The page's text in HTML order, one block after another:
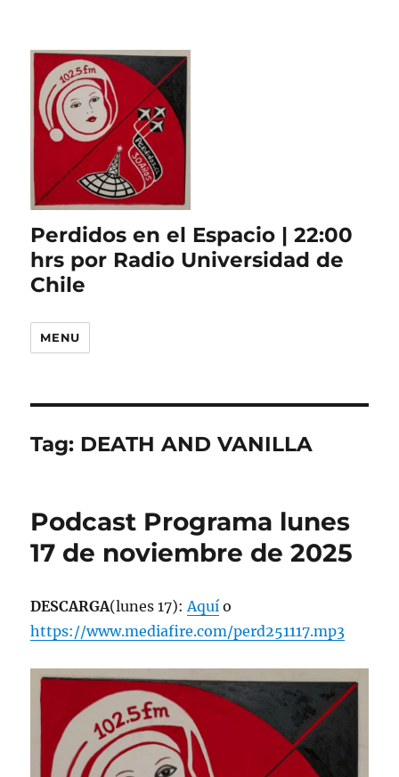
Perdidos en el Espacio | 22:00
hrs por Radio Universidad de
Chile
MENU
Tag: DEATH AND VANILLA
Podcast Programa lunes
17 de noviembre de 2025
DESCARGA(lunes 17):Aquí o
https://www.mediafire.com/perd251117.mp3